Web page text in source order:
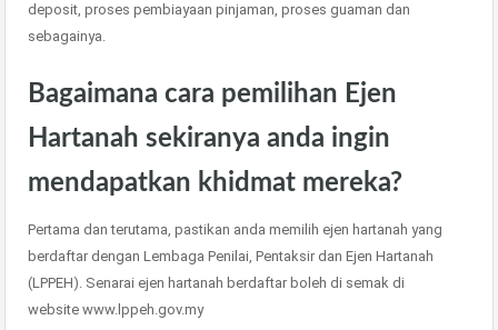
deposit, proses pembiayaan pinjaman, proses guaman dan
sebagainya.
Bagaimana cara pemilihan Ejen
Hartanah sekiranya anda ingin
mendapatkan khidmat mereka?
Pertama dan terutama, pastikan anda memilih ejen hartanah yang
berdaftar dengan Lembaga Penilai, Pentaksir dan Ejen Hartanah
(LPPEH). Senarai ejen hartanah berdaftar boleh di semak di
website www.lppeh.gov.my